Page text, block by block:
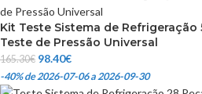
Kit Teste Sistema de Refrigeração
Teste de Pressão Universal
165.30€ 98.40€
-40%de 2026-07-06 a 2026-09-30